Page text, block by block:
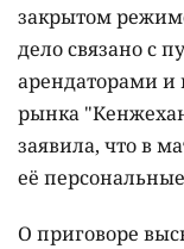
закрытом
дело связано с
арендаторами и
рынка
заявила, что в
её
О приговоре